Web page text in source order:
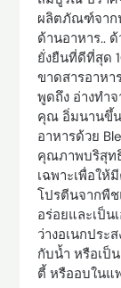
ผลิตภัณฑ์จาก
ด้านอาหาร..
ยั่งยืนที่ดีที่สุด
ขาดสารอาหา
พูดถึง อ่างทำ
คุณ อิ่มนานขึ้
อาหารด้วย
คุณภาพบริสุท
เฉพาะเพื่อให้
โปรตีนจากพื
อร่อยและเป็
ว่างอเนกประ
กับน้ำ หรือเป็
ตี้ หรืออบในแ